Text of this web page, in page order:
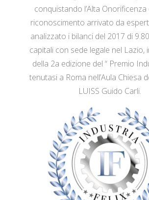
conquistando l’Alta Onorificenza
riconoscimento arrivato da
analizzato i bilanci del 2017 di
capitali con sede legale nel Lazio,
della 2a edizione del “ Premio
tenutasi a Roma nell’Aula Chiesa
LUISS Guido Carli.